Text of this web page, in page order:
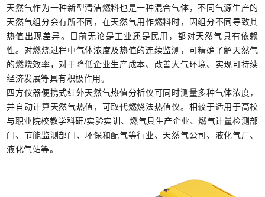
天然气作为一种新型清洁燃料也是一种混合气体，不同气源生产的
天然气组分会有所不同，在天然气用作燃料时，因组分不同导致其
热值出现差异。目前无论是工业还是民用，都对天然气具有依赖
性。对燃烧过程中气体浓度及热值的连续监测，可精确了解天然气
的燃烧效率，对于降低企业生产成本、改善大气环境、实现可持续
经济发展等具有积极作用。
四方仪器便携式红外天然气热值分析仪可同时测量多种气体浓度，
并自动计算天然气热值，可取代燃烧法热值仪。相较于适用于高校
与职业院校教学科研/实验实训、燃气具生产企业、燃气计量检测部
门、节能监测部门、环保和配气等行业、天然气公司、液化气厂、
液化气站等。